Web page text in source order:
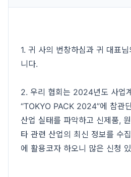
1. 귀 사의 번창하심과 귀 대표
니다.
2. 우리 협회는 2024년도 사업
“TOKYO PACK 2024”에 참관
산업 실태를 파악하고 신제품,
타 관련 산업의 최신 정보를 수
에 활용코자 하오니 많은 신청